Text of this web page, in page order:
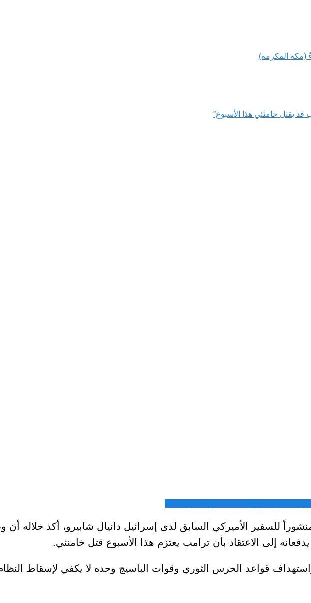
للسفير الأميركي السابق لدى إسرائيل دانيال شابيرو، أكد خلاله
إلى الاعتقاد بأن ترامب يعتزم هذا الأسبوع قتل خامنئي.
قواعد الحرس الثوري وقوات الباسيج وحده لا يكفي لإسقاط